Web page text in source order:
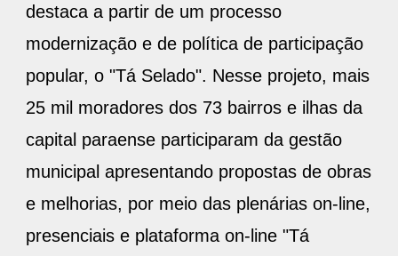
destaca a partir de um processo
modernização e de política de participação
popular, o "Tá Selado". Nesse projeto, mais
25 mil moradores dos 73 bairros e ilhas da
capital paraense participaram da gestão
municipal apresentando propostas de obras
e melhorias, por meio das plenárias on-line,
presenciais e plataforma on-line "Tá